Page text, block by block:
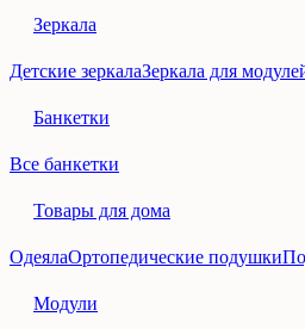
Зеркала
Детские зеркалаЗеркала для
Банкетки
Все банкетки
Товары для дома
ОдеялаОртопедические подушки
Модули